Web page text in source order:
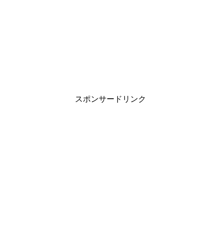
スポンサードリンク